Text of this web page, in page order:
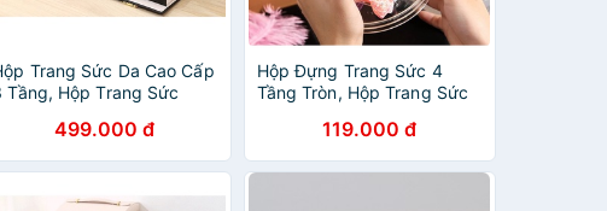
Trang Sức Da Cao Cấp
Tầng, Hộp Trang Sức
499.000 đ
Hộp Đựng Trang Sức 4
Tầng Tròn, Hộp Trang Sức
119.000 đ